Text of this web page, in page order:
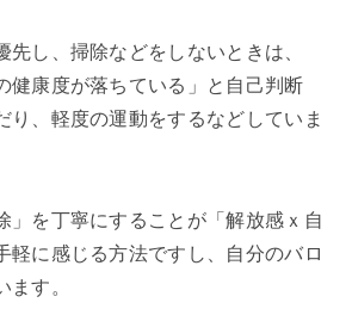
先し、掃除などをしないときは、
健康度が落ちている」と自己判断
り、軽度の運動をするなどしていま
」を丁寧にすることが「解放感ｘ自
軽に感じる方法ですし、自分のバロ
ます。